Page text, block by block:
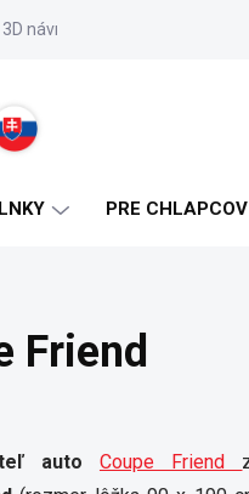
3D návrhy
PRE CHLAPCOV
Friend
auto Coupe Friend